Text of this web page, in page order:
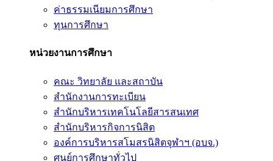
ค่าธรรมเนียมการศึกษา
ทุนการศึกษา
หน่วยงานการศึกษา
คณะ วิทยาลัย และสถาบัน
สำนักงานการทะเบียน
สำนักบริหารเทคโนโลยีสารสนเทศ
สำนักบริหารกิจการนิสิต
องค์การบริหารสโมสรนิสิตจุฬาฯ (อบจ.)
ศูนย์การศึกษาทั่วไป